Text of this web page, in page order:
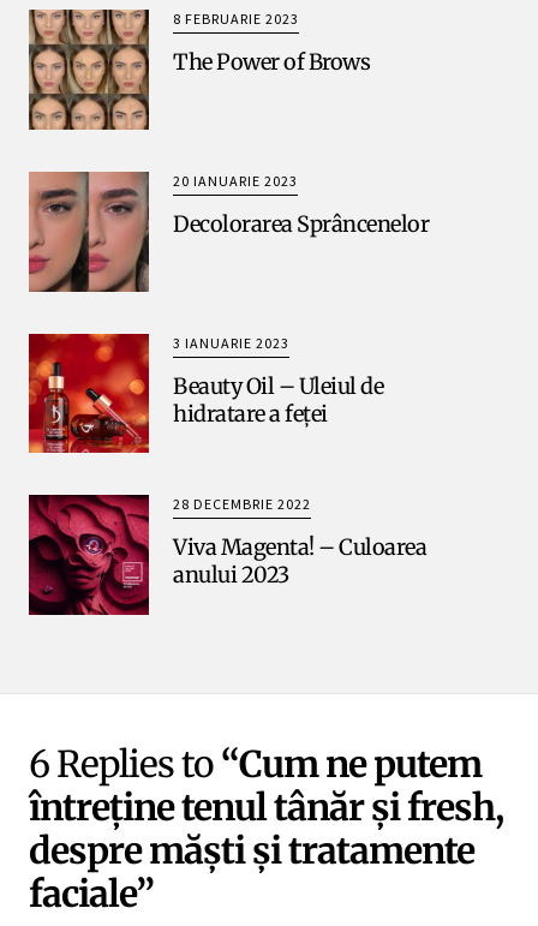
8 FEBRUARIE 2023
The Power of Brows
20 IANUARIE 2023
Decolorarea Sprâncenelor
3 IANUARIE 2023
Beauty Oil – Uleiul de
hidratare a feței
28 DECEMBRIE 2022
Viva Magenta! – Culoarea
anului 2023
6 Replies to“Cum ne putem
întreține tenul tânăr și fresh,
despre măști și tratamente
faciale”